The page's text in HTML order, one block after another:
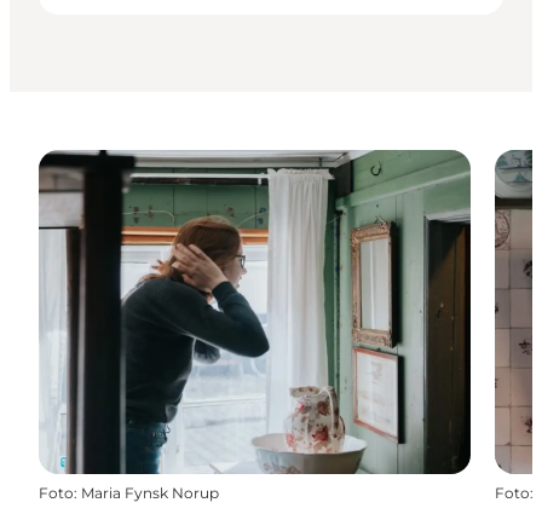
Foto: Maria Fynsk Norup Foto: